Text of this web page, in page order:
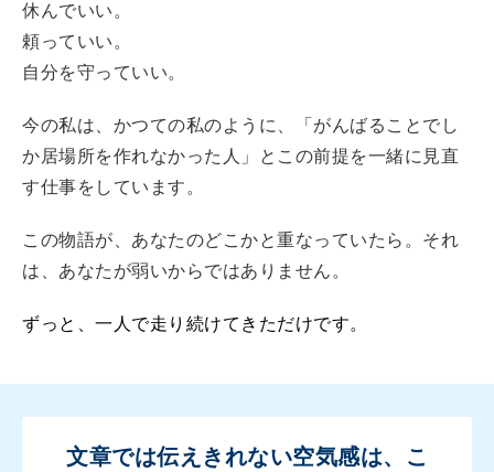
休んでいい。
頼っていい。
自分を守っていい。
今の私は、かつての私のように、「がんばることでし
か居場所を作れなかった人」とこの前提を一緒に見直
す仕事をしています。
この物語が、あなたのどこかと重なっていたら。それ
は、あなたが弱いからではありません。
ずっと、一人で走り続けてきただけです。
文章では伝えきれない空気感は、こ